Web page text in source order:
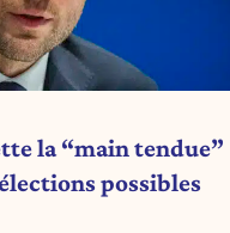
la “main tendue”
possibles